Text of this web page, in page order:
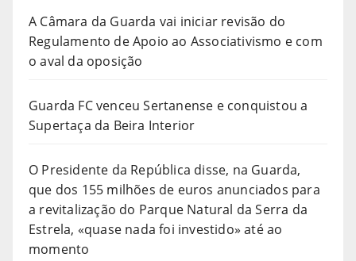
A Câmara da Guarda vai iniciar revisão do
Regulamento de Apoio ao Associativismo e com
o aval da oposição
Guarda FC venceu Sertanense e conquistou a
Supertaça da Beira Interior
O Presidente da República disse, na Guarda,
que dos 155 milhões de euros anunciados para
a revitalização do Parque Natural da Serra da
Estrela, «quase nada foi investido» até ao
momento